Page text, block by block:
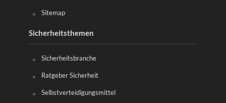
Sitemap
Sicherheitsthemen
Sicherheitsbranche
Ratgeber Sicherheit
Selbstverteidigungsmittel